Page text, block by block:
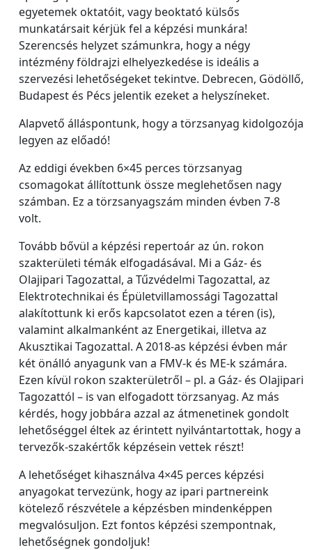
egyetemek oktatóit, vagy beoktató külsős
munkatársait kérjük fel a képzési munkára!
Szerencsés helyzet számunkra, hogy a négy
intézmény földrajzi elhelyezkedése is ideális a
szervezési lehetőségeket tekintve. Debrecen, Gödöllő,
Budapest és Pécs jelentik ezeket a helyszíneket.
Alapvető álláspontunk, hogy a törzsanyag kidolgozója
legyen az előadó!
Az eddigi években 6×45 perces törzsanyag
csomagokat állítottunk össze meglehetősen nagy
számban. Ez a törzsanyagszám minden évben 7-8
volt.
Tovább bővül a képzési repertoár az ún. rokon
szakterületi témák elfogadásával. Mi a Gáz- és
Olajipari Tagozattal, a Tűzvédelmi Tagozattal, az
Elektrotechnikai és Épületvillamossági Tagozattal
alakítottunk ki erős kapcsolatot ezen a téren (is),
valamint alkalmanként az Energetikai, illetva az
Akusztikai Tagozattal. A 2018-as képzési évben már
két önálló anyagunk van a FMV-k és ME-k számára.
Ezen kívül rokon szakterületről – pl. a Gáz- és Olajipari
Tagozattól – is van elfogadott törzsanyag. Az más
kérdés, hogy jobbára azzal az átmenetinek gondolt
lehetőséggel éltek az érintett nyilvántartottak, hogy a
tervezők-szakértők képzésein vettek részt!
A lehetőséget kihasználva 4×45 perces képzési
anyagokat tervezünk, hogy az ipari partnereink
kötelező részvétele a képzésben mindenképpen
megvalósuljon. Ezt fontos képzési szempontnak,
lehetőségnek gondoljuk!